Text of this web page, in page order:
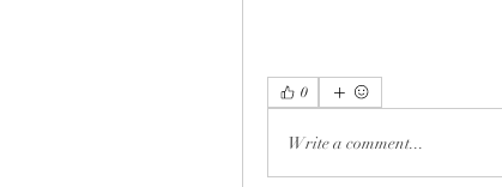
0
Write a comment...